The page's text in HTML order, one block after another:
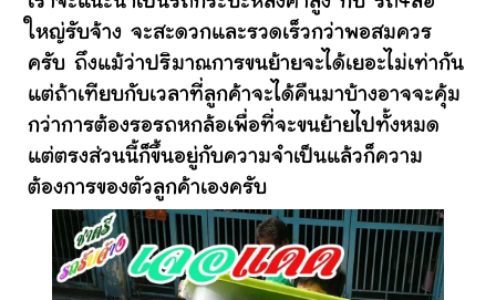
ใหญ่รับจ้าง จะสะดวกและรวดเร็วกว่าพอสมควร
ครับ ถึงแม้ว่าปริมาณการขนย้ายจะได้เยอะไม่เท่ากัน
แต่ถ้าเทียบกับเวลาที่ลูกค้าจะได้คืนมาบ้างอาจจะคุ้ม
กว่าการต้องรอรถหกล้อเพื่อที่จะขนย้ายไปทั้งหมด
แต่ตรงส่วนนี้ก็ขึ้นอยู่กับความจำเป็นแล้วก็ความ
ต้องการของตัวลูกค้าเองครับ